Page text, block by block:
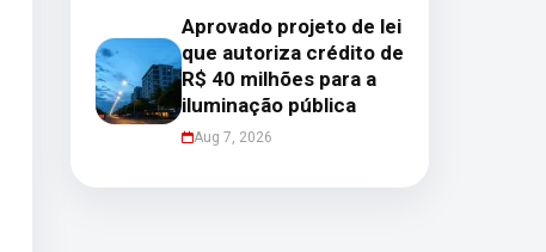
Aprovado projeto de lei
que autoriza crédito de
R$ 40 milhões para a
iluminação pública
Aug 7, 2026